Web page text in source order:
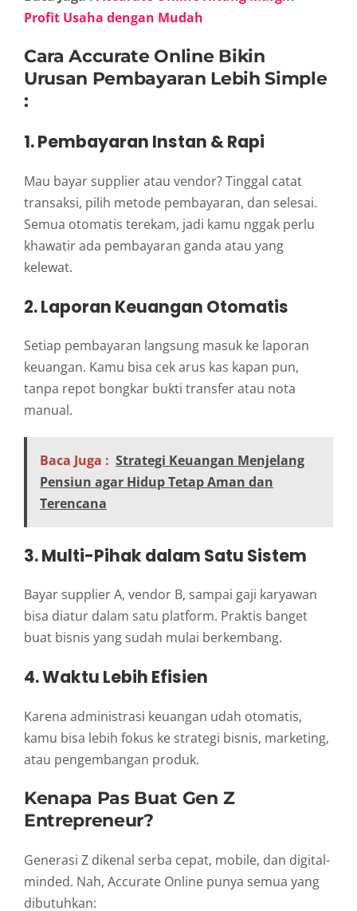
Profit Usaha dengan Mudah
Cara Accurate Online Bikin
Urusan Pembayaran Lebih Simple
:
1. Pembayaran Instan & Rapi
Mau bayar supplier atau vendor? Tinggal catat
transaksi, pilih metode pembayaran, dan selesai.
Semua otomatis terekam, jadi kamu nggak perlu
khawatir ada pembayaran ganda atau yang
kelewat.
2. Laporan Keuangan Otomatis
Setiap pembayaran langsung masuk ke laporan
keuangan. Kamu bisa cek arus kas kapan pun,
tanpa repot bongkar bukti transfer atau nota
manual.
Baca Juga : Strategi Keuangan Menjelang
Pensiun agar Hidup Tetap Aman dan
Terencana
3. Multi-Pihak dalam Satu Sistem
Bayar supplier A, vendor B, sampai gaji karyawan
bisa diatur dalam satu platform. Praktis banget
buat bisnis yang sudah mulai berkembang.
4. Waktu Lebih Efisien
Karena administrasi keuangan udah otomatis,
kamu bisa lebih fokus ke strategi bisnis, marketing,
atau pengembangan produk.
Kenapa Pas Buat Gen Z
Entrepreneur?
Generasi Z dikenal serba cepat, mobile, dan digital-
minded. Nah, Accurate Online punya semua yang
dibutuhkan: